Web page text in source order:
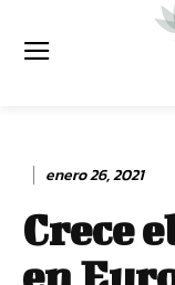
enero 26, 2021
Crece